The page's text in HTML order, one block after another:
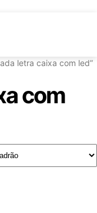
letra caixa com led”
com